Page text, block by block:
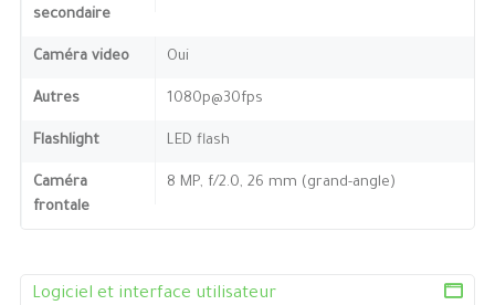
secondaire
Caméra video Oui
Autres 1080p@30fps
Flashlight LED flash
Caméra
frontale
8 MP, f/2.0, 26 mm (grand-angle)
Logiciel et interface utilisateur